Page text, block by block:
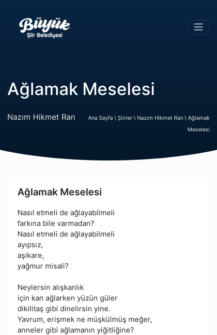
Ağlamak Meselesi
Nazım Hikmet Ran Ana Sayfa \ Şiirler \ Nazım Hikmet Ran \ Ağlamak
Meselesi
Ağlamak Meselesi
Nasıl etmeli de ağlayabilmeli
farkına bile varmadan?
Nasıl etmeli de ağlayabilmeli
ayıpsız,
aşikare,
yağmur misali?
Neylersin alışkanlık
için kan ağlarken yüzün güler
dikilitaş gibi dinelirsin yine.
Yavrum, erişmek ne müşkülmüş meğer,
anneler gibi ağlamanın yiğitliğine?